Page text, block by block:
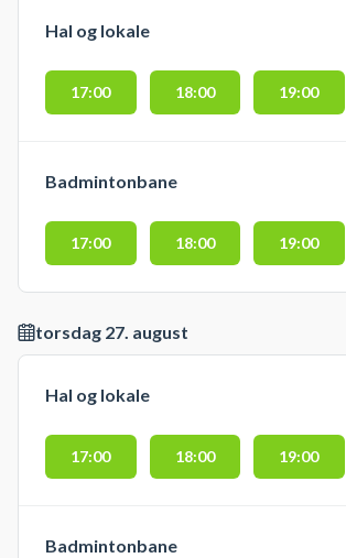
Hal og lokale
17:00 18:00 19:00
Badmintonbane
17:00 18:00 19:00
torsdag 27. august
Hal og lokale
17:00 18:00 19:00
Badmintonbane